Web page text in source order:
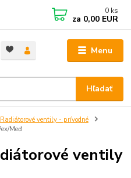
Menu
Hľadať
0 ks
za 0,00 EUR
Radiátorové ventily - prívodné
Meď
ventily